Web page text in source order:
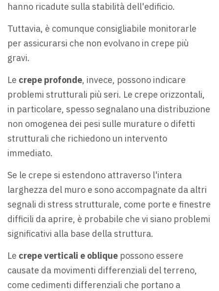
hanno ricadute sulla stabilità dell'edificio.
Tuttavia, è comunque consigliabile monitorarle
per assicurarsi che non evolvano in crepe più
gravi.
Le crepe profonde, invece, possono indicare
problemi strutturali più seri. Le crepe orizzontali,
in particolare, spesso segnalano una distribuzione
non omogenea dei pesi sulle murature o difetti
strutturali che richiedono un intervento
immediato.
Se le crepe si estendono attraverso l'intera
larghezza del muro e sono accompagnate da altri
segnali di stress strutturale, come porte e finestre
difficili da aprire, è probabile che vi siano problemi
significativi alla base della struttura.
Le crepe verticali e oblique possono essere
causate da movimenti differenziali del terreno,
come cedimenti differenziali che portano a